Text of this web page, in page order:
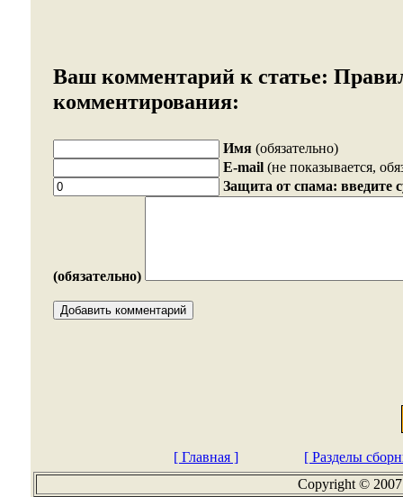
Ваш комментарий к статье:
комментирования:
Имя (обязательно)
E-mail (не показывается,
Защита от спама: введите
(обязательно)
[ Главная ]
[ Разделы
Copyright ©